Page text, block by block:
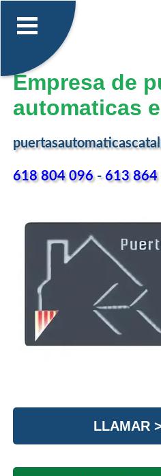
Empresa de
automaticas
618 804 096-613 864
LLAMAR